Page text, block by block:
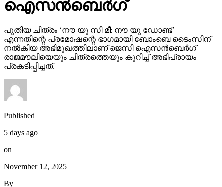
ഐസന്‍ബെര്‍ഗ്
പുതിയ ചിത്രം ‘നൗ യു സീ മീ: നൗ യു ഡോണ്ട്’
എന്നതിന്റെ പ്രമോഷന്റെ ഭാഗമായി ബോംബെ ടൈംസിന്
നല്‍കിയ അഭിമുഖത്തിലാണ് ജെസി ഐസന്‍ബെര്‍ഗ്
രാജമൗലിയെയും ചിത്രത്തെയും കുറിച്ച് അഭിപ്രായം
പ്രകടിപ്പിച്ചത്.
Published
5 days ago
on
November 12, 2025
By